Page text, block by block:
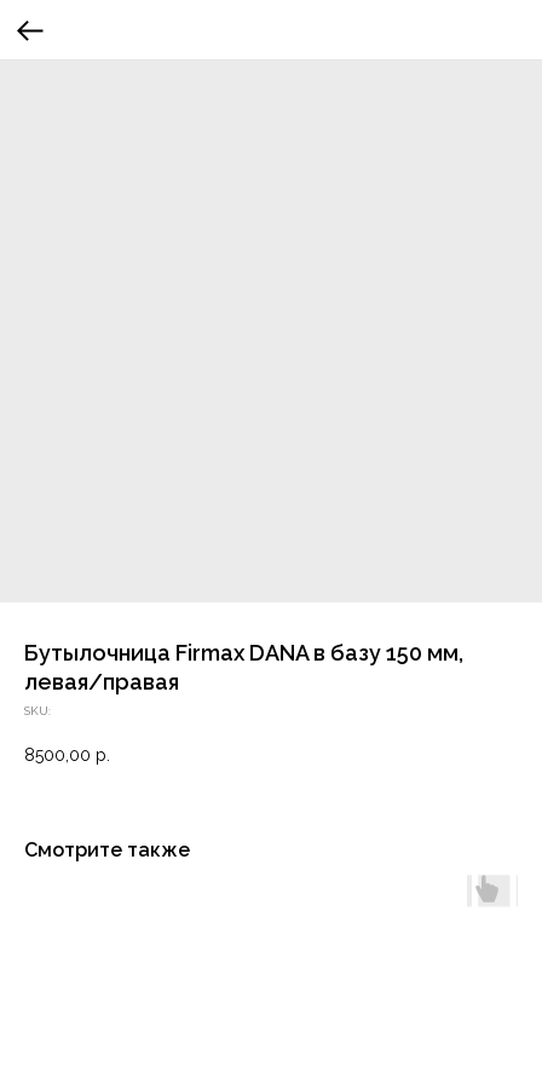
Бутылочница Firmax DANA в базу 150 мм,
левая/правая
SKU:
8500,00 р.
Смотрите также